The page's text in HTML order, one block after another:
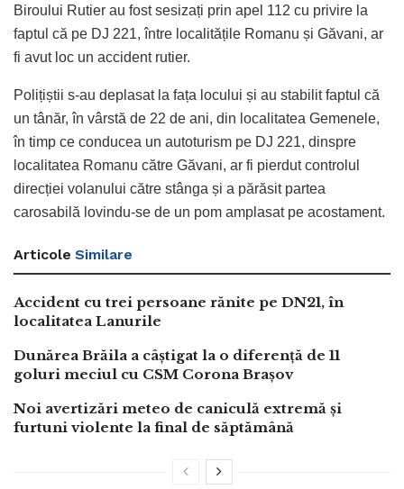
Biroului Rutier au fost sesizați prin apel 112 cu privire la
faptul că pe DJ 221, între localitățile Romanu și Găvani, ar
fi avut loc un accident rutier.
Polițiștii s-au deplasat la fața locului și au stabilit faptul că
un tânăr, în vârstă de 22 de ani, din localitatea Gemenele,
în timp ce conducea un autoturism pe DJ 221, dinspre
localitatea Romanu către Găvani, ar fi pierdut controlul
direcției volanului către stânga și a părăsit partea
carosabilă lovindu-se de un pom amplasat pe acostament.
Articole Similare
Accident cu trei persoane rănite pe DN21, în
localitatea Lanurile
Dunărea Brăila a câștigat la o diferență de 11
goluri meciul cu CSM Corona Brașov
Noi avertizări meteo de caniculă extremă și
furtuni violente la final de săptămână